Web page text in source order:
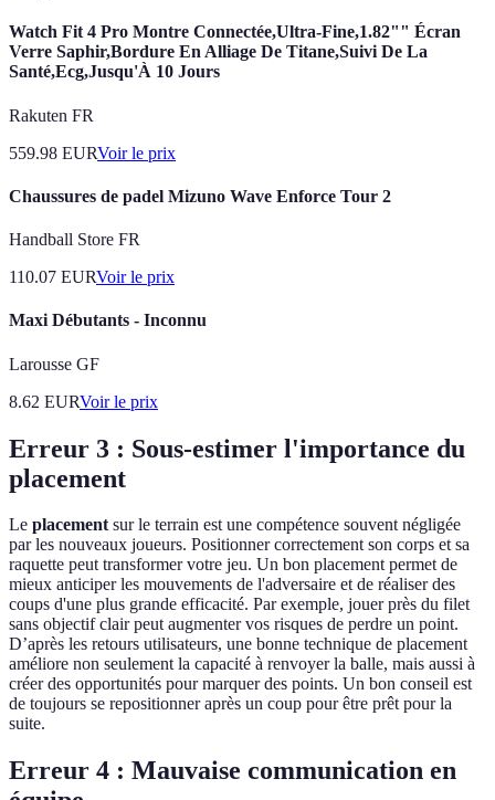
Watch Fit 4 Pro Montre Connectée,Ultra-Fine,1.82"" Écran
Verre Saphir,Bordure En Alliage De Titane,Suivi De La
Santé,Ecg,Jusqu'À 10 Jours
Rakuten FR
559.98 EURVoir le prix
Chaussures de padel Mizuno Wave Enforce Tour 2
Handball Store FR
110.07 EURVoir le prix
Maxi Débutants - Inconnu
Larousse GF
8.62 EURVoir le prix
Erreur 3 : Sous-estimer l'importance du
placement
Le placementsur le terrain est une compétence souvent négligée
par les nouveaux joueurs. Positionner correctement son corps et sa
raquette peut transformer votre jeu. Un bon placement permet de
mieux anticiper les mouvements de l'adversaire et de réaliser des
coups d'une plus grande efficacité. Par exemple, jouer près du filet
sans objectif clair peut augmenter vos risques de perdre un point.
D’après les retours utilisateurs, une bonne technique de placement
améliore non seulement la capacité à renvoyer la balle, mais aussi à
créer des opportunités pour marquer des points. Un bon conseil est
de toujours se repositionner après un coup pour être prêt pour la
suite.
Erreur 4 : Mauvaise communication en